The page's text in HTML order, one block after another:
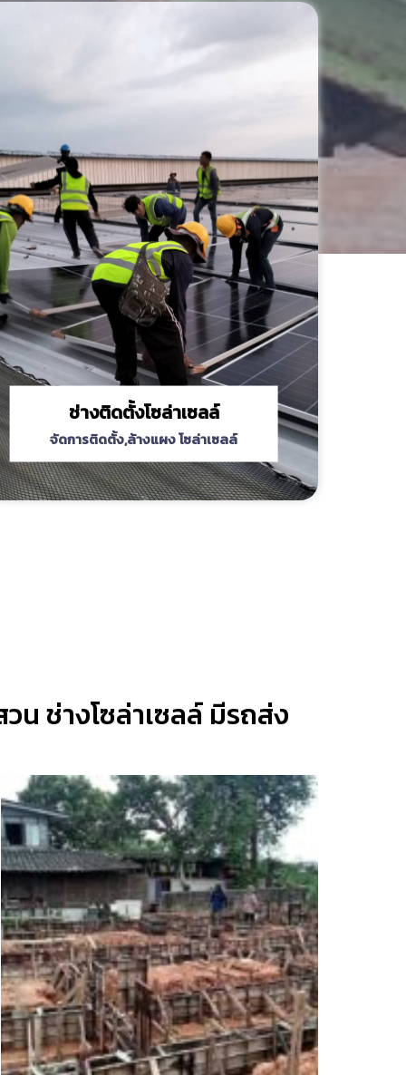
ช่างติดตั้งโซล่าเซลล์
จัดการติดตั้ง,ล้างแผง โซล่าเซลล์
น ช่างโซล่าเซลล์ มีรถส่ง